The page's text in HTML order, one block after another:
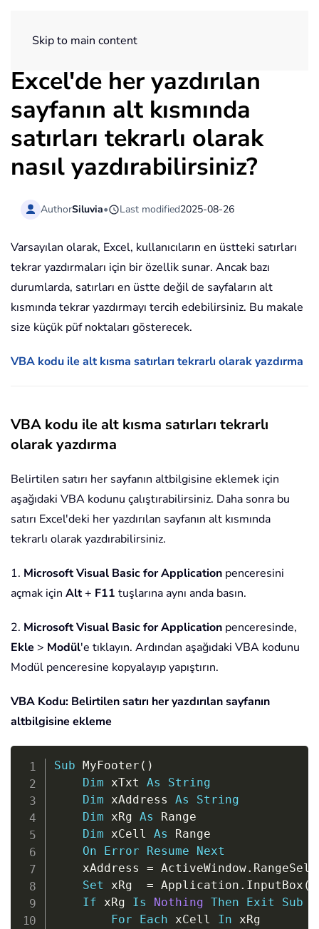
Skip to main content
Excel'de her yazdırılan
sayfanın alt kısmında
satırları tekrarlı olarak
nasıl yazdırabilirsiniz?
AuthorSiluvia• Last modified2025-08-26
Varsayılan olarak, Excel, kullanıcıların en üstteki satırları
tekrar yazdırmaları için bir özellik sunar. Ancak bazı
durumlarda, satırları en üstte değil de sayfaların alt
kısmında tekrar yazdırmayı tercih edebilirsiniz. Bu makale
size küçük püf noktaları gösterecek.
VBA kodu ile alt kısma satırları tekrarlı olarak yazdırma
VBA kodu ile alt kısma satırları tekrarlı
olarak yazdırma
Belirtilen satırı her sayfanın altbilgisine eklemek için
aşağıdaki VBA kodunu çalıştırabilirsiniz. Daha sonra bu
satırı Excel'deki her yazdırılan sayfanın alt kısmında
tekrarlı olarak yazdırabilirsiniz.
1. Microsoft Visual Basic for Application penceresini
açmak için Alt+ F11 tuşlarına aynı anda basın.
2. Microsoft Visual Basic for Application penceresinde,
Ekle > Modül'e tıklayın. Ardından aşağıdaki VBA kodunu
Modül penceresine kopyalayıp yapıştırın.
VBA Kodu: Belirtilen satırı her yazdırılan sayfanın
altbilgisine ekleme
Sub MyFooter ( )
Dim xTxt As
String
Dim xAddress As
String
Dim xRg As Range
Dim xCell As Range
On
Error Resume
Next
	xAddress
= ActiveWindow.
Set xRg = Application . InputBox (
If xRg Is Nothing Then Exit
Sub
For
Each xCell In xRg